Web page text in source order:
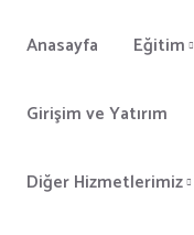
Anasayfa Eğitim
Girişim ve Yatırım
Diğer Hizmetlerimiz